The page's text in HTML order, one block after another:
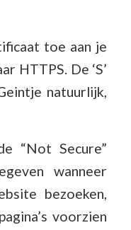
toe aan je
HTTPS. De ‘S’
natuurlijk,
“Not Secure”
wanneer
bezoeken,
voorzien